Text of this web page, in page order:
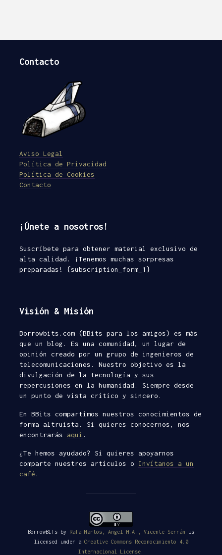
Contacto
Aviso Legal
Política de Privacidad
Política de Cookies
Contacto
¡Únete a nosotros!
Suscríbete para obtener material exclusivo de
alta calidad. ¡Tenemos muchas sorpresas
preparadas! {subscription_form_1}
Visión & Misión
Borrowbits.com (BBits para los amigos) es más
que un blog. Es una comunidad, un lugar de
opinión creado por un grupo de ingenieros de
telecomunicaciones. Nuestro objetivo es la
divulgación de la tecnología y sus
repercusiones en la humanidad. Siempre desde
un punto de vista crítico y sincero.
En BBits compartimos nuestros conocimientos de
forma altruista. Si quieres conocernos, nos
encontrarás aquí .
¿Te hemos ayudado? Si quieres apoyarnos
comparte nuestros artículos o Invítanos a un
café .
BorrowBITs by Rafa Martos, Angel H.A., Vicente Serrán is
licensed under a Creative Commons Reconocimiento 4.0
Internacional License